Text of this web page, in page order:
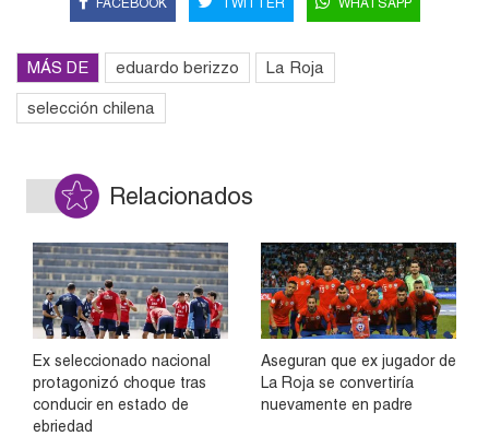
FACEBOOK TWITTER WHATSAPP
MÁS DE eduardo berizzo La Roja
selección chilena
Relacionados
Ex seleccionado nacional
protagonizó choque tras
conducir en estado de
ebriedad
Aseguran que ex jugador de
La Roja se convertiría
nuevamente en padre